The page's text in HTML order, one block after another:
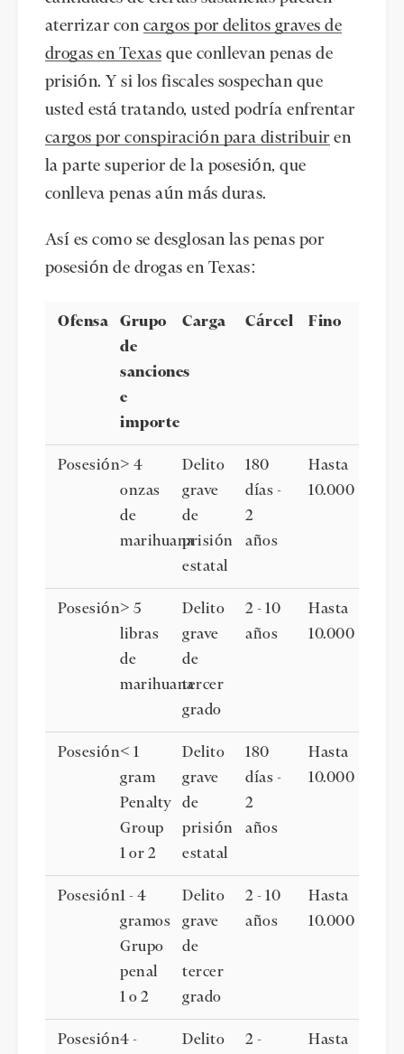
aterrizar con cargos por delitos graves de
drogas en Texas que conllevan penas de
prisión. Y si los fiscales sospechan que
usted está tratando, usted podría enfrentar
cargos por conspiración para distribuir en
la parte superior de la posesión, que
conlleva penas aún más duras.
Así es como se desglosan las penas por
posesión de drogas en Texas:
Ofensa
Grupo
de
sanciones
e
importe
Carga Cárcel Fino
Posesión> 4
onzas
de
marihuana
Delito
grave
de
prisión
estatal
180
días -
2
años
Hasta
10.000
Posesión> 5
libras
de
marihuana
Delito
grave
de
tercer
grado
2 - 10
años
Hasta
10.000
Posesión< 1
gram
Penalty
Group
1 or 2
Delito
grave
de
prisión
estatal
180
días -
2
años
Hasta
10.000
Posesión1 - 4
gramos
Grupo
penal
1 o 2
Delito
grave
de
tercer
grado
2 - 10
años
Hasta
10.000
Posesión4 -
Delito
2 -
Hasta